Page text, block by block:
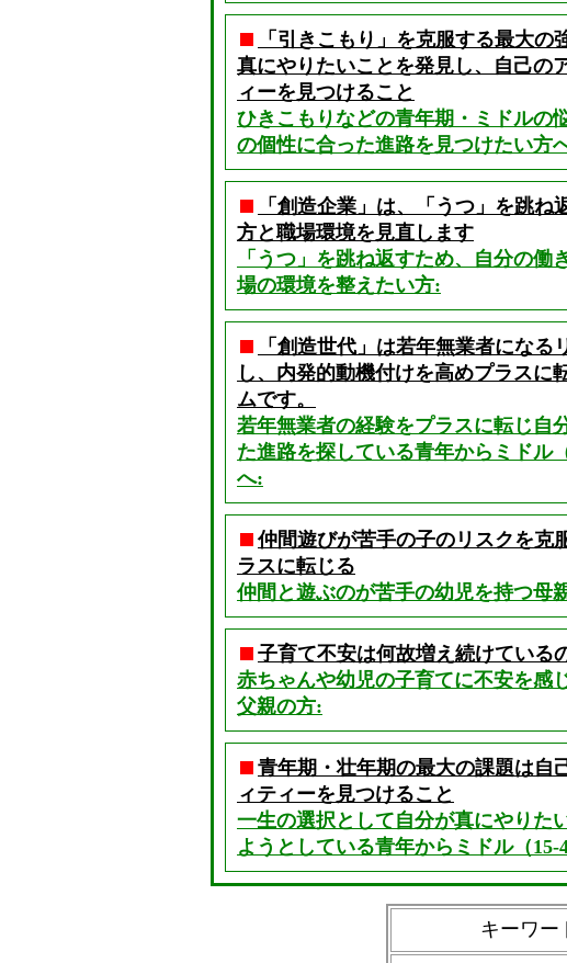
「引きこもり」を克服する最大の
真にやりたいことを発見し、自己の
ィーを見つけること
ひきこもりなどの青年期・ミドルの
の個性に合った進路を見つけたい方
「創造企業」は、「うつ」を跳ね
方と職場環境を見直します
「うつ」を跳ね返すため、自分の働
場の環境を整えたい方:
「創造世代」は若年無業者になる
し、内発的動機付けを高めプラスに
ムです。
若年無業者の経験をプラスに転じ自
た進路を探している青年からミドル
へ:
仲間遊びが苦手の子のリスクを克
ラスに転じる
仲間と遊ぶのが苦手の幼児を持つ母
子育て不安は何故増え続けている
赤ちゃんや幼児の子育てに不安を感
父親の方:
青年期・壮年期の最大の課題は自
ィティーを見つけること
一生の選択として自分が真にやりた
ようとしている青年からミドル（15-
キーワー